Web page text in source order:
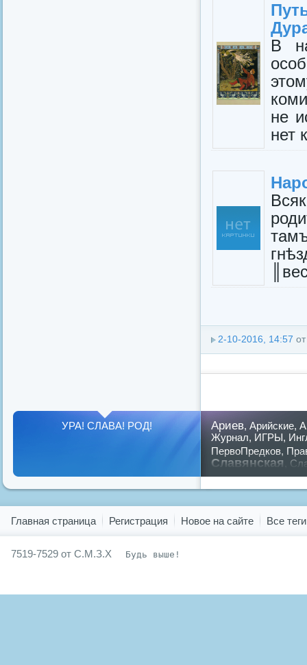
В
не
нет
2-10-2016, 14:57
Ариев, Арийские,
Журнал, ИГРЫ,
ПервоПредков,
Славянская
предков,путин,
УРА! СЛАВА! РОД!
Главная страница Регистрация Новое на сайте Все теги
7519-7529 от С.М.З.Х Будь выше!